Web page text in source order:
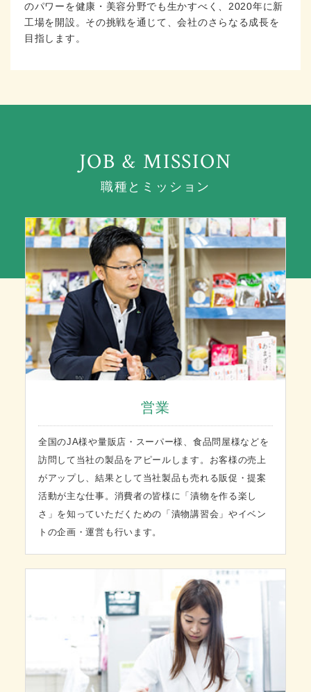
のパワーを健康・美容分野でも生かすべく、2020年に新
工場を開設。その挑戦を通じて、会社のさらなる成長を
目指します。
職種とミッション
営業
全国のJA様や量販店・スーパー様、食品問屋様などを
訪問して当社の製品をアピールします。お客様の売上
がアップし、結果として当社製品も売れる販促・提案
活動が主な仕事。消費者の皆様に「漬物を作る楽し
さ」を知っていただくための「漬物講習会」やイベン
トの企画・運営も行います。